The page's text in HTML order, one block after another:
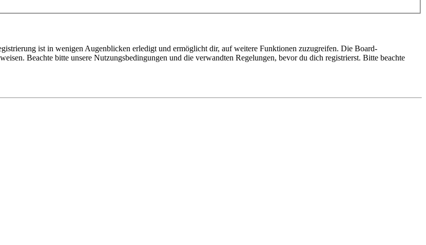
ist in wenigen Augenblicken erledigt und ermöglicht dir, auf weitere Funktionen zuzugreifen. Die Board-
Beachte bitte unsere Nutzungsbedingungen und die verwandten Regelungen, bevor du dich registrierst. Bitte beachte